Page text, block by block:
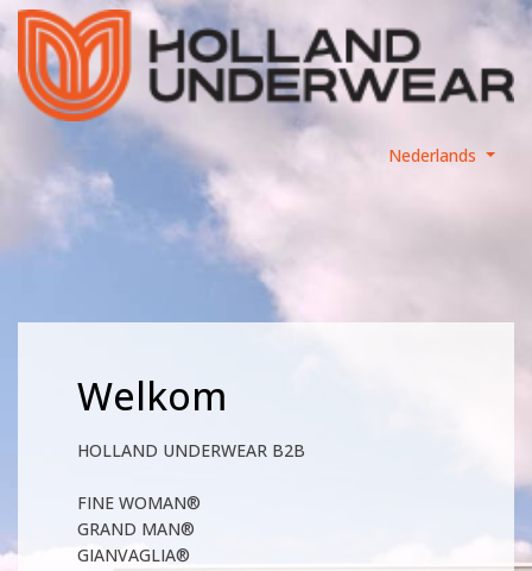
Nederlands
Welkom
HOLLAND UNDERWEAR B2B
FINE WOMAN®
GRAND MAN®
GIANVAGLIA®